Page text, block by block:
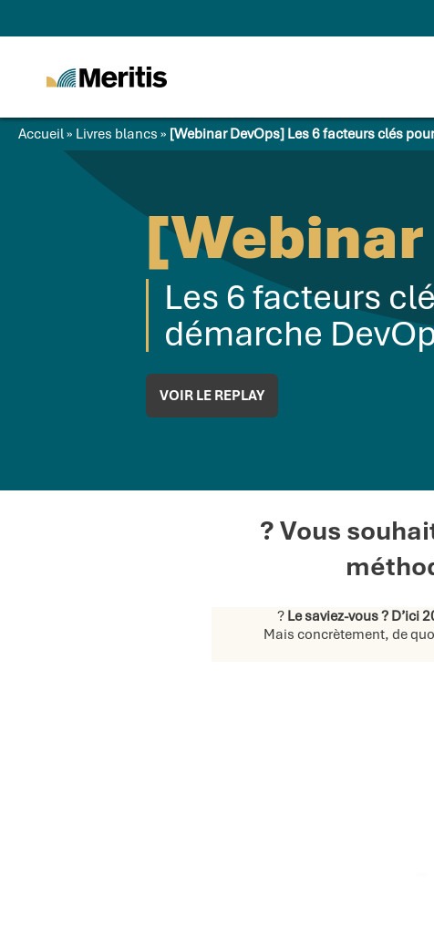
tech world
Accueil» Livres blancs » [Webinar DevOps] Les 6 facteurs clés
Les 6 facteurs
démarche
VOIR LE REPLAY
? Vous
?Le saviez-vous ? D’ici
Mais concrètement, de